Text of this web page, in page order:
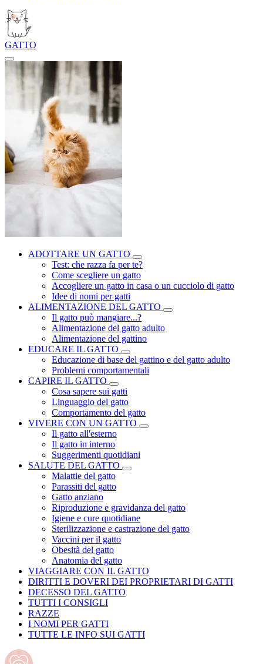
GATTO
ADOTTARE UN GATTO
Test: che razza fa per te?
Come scegliere un gatto
Accogliere un gatto in casa o un cucciolo di gatto
Idee di nomi per gatti
ALIMENTAZIONE DEL GATTO
Il gatto può mangiare...?
Alimentazione del gatto adulto
Alimentazione del gattino
EDUCARE IL GATTO
Educazione di base del gattino e del gatto adulto
Problemi comportamentali
CAPIRE IL GATTO
Cosa sapere sui gatti
Linguaggio del gatto
Comportamento del gatto
VIVERE CON UN GATTO
Il gatto all'esterno
Il gatto in interno
Suggerimenti quotidiani
SALUTE DEL GATTO
Malattie del gatto
Parassiti del gatto
Gatto anziano
Riproduzione e gravidanza del gatto
Igiene e cure quotidiane
Sterilizzazione e castrazione del gatto
Vaccini per il gatto
Obesità del gatto
Anatomia del gatto
VIAGGIARE CON IL GATTO
DIRITTI E DOVERI DEI PROPRIETARI DI GATTI
DECESSO DEL GATTO
TUTTI I CONSIGLI
RAZZE
I NOMI PER GATTI
TUTTE LE INFO SUI GATTI